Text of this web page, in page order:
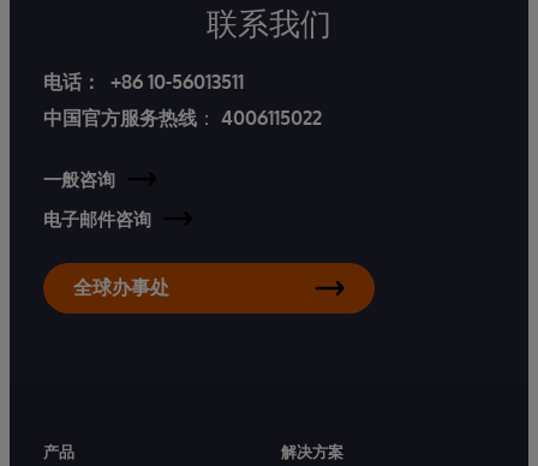
联系我们
电话：
+86 10-56013511
中国官方服务热线 ： 4006115022
一般咨询
电子邮件咨询
全球办事处
产品
解决方案